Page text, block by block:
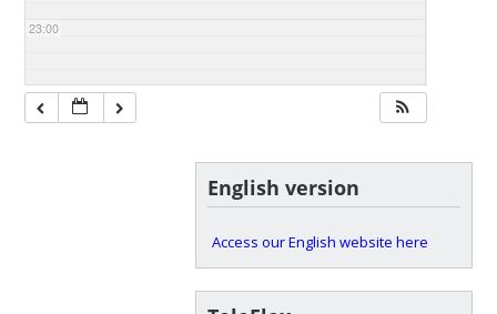
23:00
English version
Access our English website here